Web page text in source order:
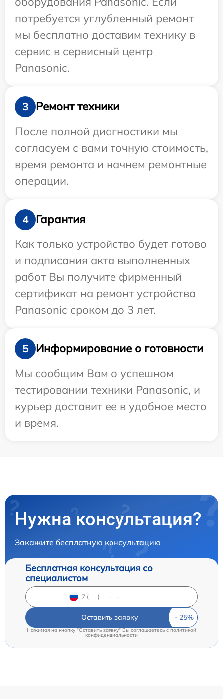
потребуется углубленный ремонт
мы бесплатно доставим технику в
сервис в сервисный центр
Panasonic.
3
Ремонт техники
После полной диагностики мы
согласуем с вами точную стоимость,
время ремонта и начнем ремонтные
операции.
4
Гарантия
Как только устройство будет готово
и подписания акта выполненных
работ Вы получите фирменный
сертификат на ремонт устройства
Panasonic сроком до 3 лет.
5
Информирование о готовности
Мы сообщим Вам о успешном
тестировании техники Panasonic, и
курьер доставит ее в удобное место
и время.
Нужна консультация?
Закажите бесплатную консультацию
Бесплатная консультация со
специалистом
Оставить заявку
Нажимая на кнопку "Оставить заявку" Вы соглашаетесь cполитикой
конфиденциальности